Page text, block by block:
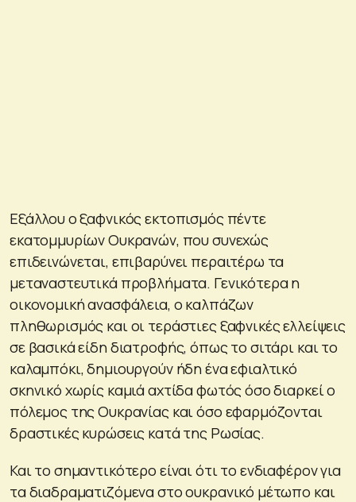
Εξάλλου ο ξαφνικός εκτοπισμός πέντε
εκατομμυρίων Ουκρανών, που συνεχώς
επιδεινώνεται, επιβαρύνει περαιτέρω τα
μεταναστευτικά προβλήματα. Γενικότερα η
οικονομική ανασφάλεια, ο καλπάζων
πληθωρισμός και οι τεράστιες ξαφνικές ελλείψεις
σε βασικά είδη διατροφής, όπως το σιτάρι και το
καλαμπόκι, δημιουργούν ήδη ένα εφιαλτικό
σκηνικό χωρίς καμιά αχτίδα φωτός όσο διαρκεί ο
πόλεμος της Ουκρανίας και όσο εφαρμόζονται
δραστικές κυρώσεις κατά της Ρωσίας.
Και το σημαντικότερο είναι ότι το ενδιαφέρον για
τα διαδραματιζόμενα στο ουκρανικό μέτωπο και